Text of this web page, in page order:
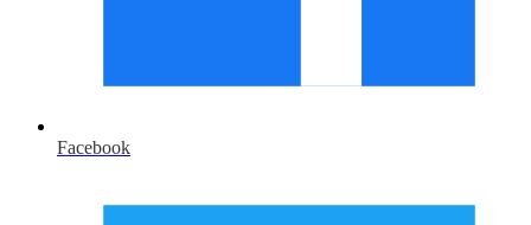
Facebook